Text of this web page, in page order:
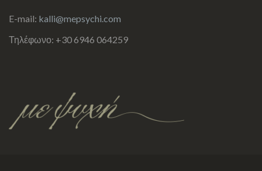
E-mail: kalli@mepsychi.com
Τηλέφωνο: +30 6946 064259